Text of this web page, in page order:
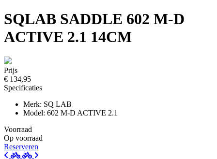
SQLAB SADDLE 602 M-D
ACTIVE 2.1 14CM
Prijs
€ 134,95
Specificaties
Merk: SQ LAB
Model: 602 M-D ACTIVE 2.1
Voorraad
Op voorraad
Reserveren